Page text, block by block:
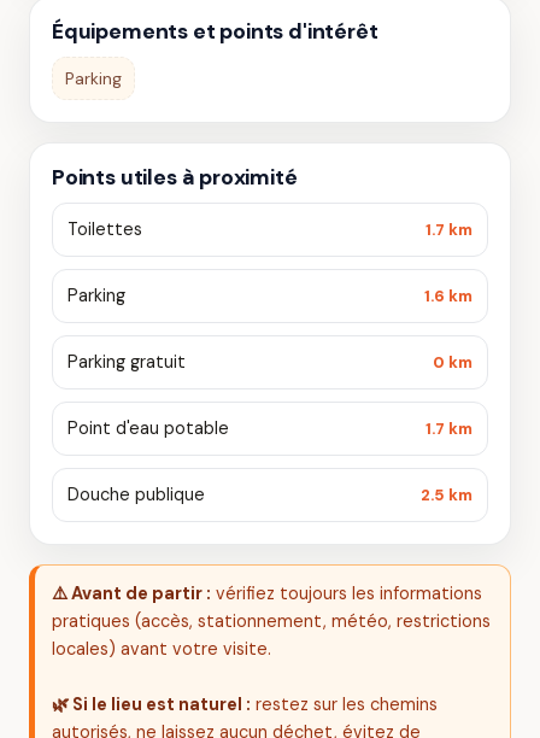
Équipements et points d'intérêt
Parking
Points utiles à proximité
Toilettes 1.7 km
Parking 1.6 km
Parking gratuit 0 km
Point d'eau potable 1.7 km
Douche publique 2.5 km
⚠️ Avant de partir : vérifiez toujours les informations
pratiques (accès, stationnement, météo, restrictions
locales) avant votre visite.
🌿 Si le lieu est naturel : restez sur les chemins
autorisés, ne laissez aucun déchet, évitez de